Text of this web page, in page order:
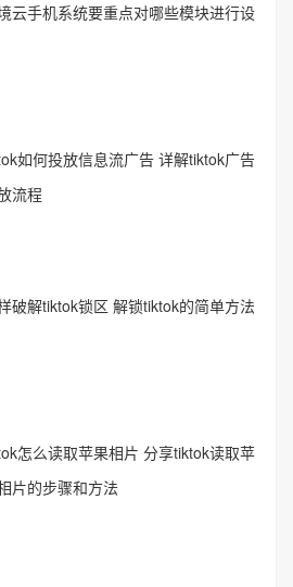
云手机系统要重点对哪些模块进行设
如何投放信息流广告 详解tiktok广告
流程
破解tiktok锁区 解锁tiktok的简单方法
怎么读取苹果相片 分享tiktok读取苹
片的步骤和方法